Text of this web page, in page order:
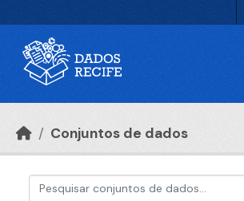
Conjuntos de dados